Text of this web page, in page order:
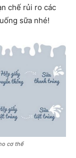
chế rủi ro các
sữa nhé!
cơ thể